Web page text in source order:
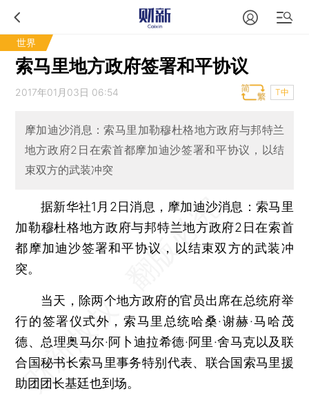
世界
索马里地方政府签署和平协议
2017年01月03日 06:54 T中
摩加迪沙消息：索马里加勒穆杜格地方政府与邦特兰
地方政府2日在索首都摩加迪沙签署和平协议，以结
束双方的武装冲突
据新华社1月2日消息，摩加迪沙消息：索马里
加勒穆杜格地方政府与邦特兰地方政府2日在索首
都摩加迪沙签署和平协议，以结束双方的武装冲
突。
当天，除两个地方政府的官员出席在总统府举
行的签署仪式外，索马里总统哈桑·谢赫·马哈茂
德、总理奥马尔·阿卜迪拉希德·阿里·舍马克以及联
合国秘书长索马里事务特别代表、联合国索马里援
助团团长基廷也到场。